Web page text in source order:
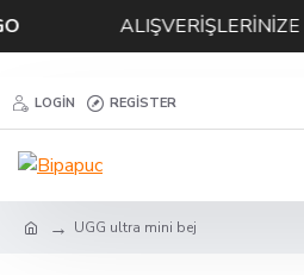
ALIŞVERİŞLERİNİZE
LOGIN REGISTER
UGG ultra mini bej